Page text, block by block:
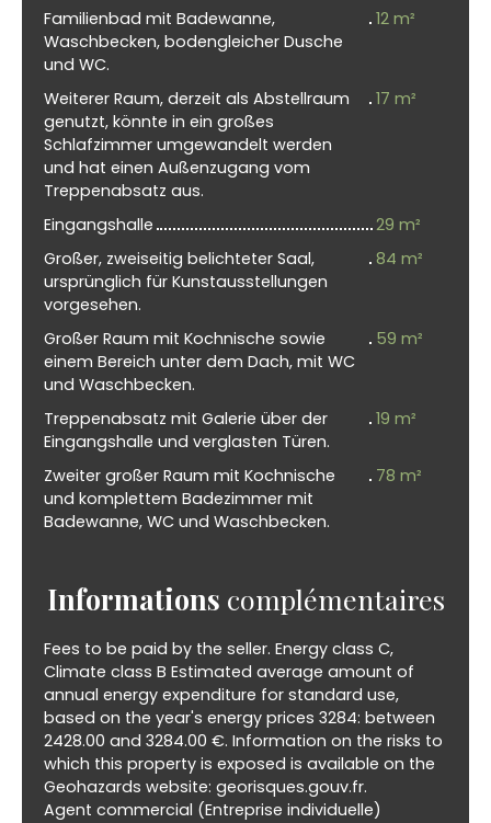
Familienbad mit Badewanne,
Waschbecken, bodengleicher Dusche
und WC.
12 m²
Weiterer Raum, derzeit als Abstellraum
genutzt, könnte in ein großes
Schlafzimmer umgewandelt werden
und hat einen Außenzugang vom
Treppenabsatz aus.
17 m²
Eingangshalle
29 m²
Großer, zweiseitig belichteter Saal,
ursprünglich für Kunstausstellungen
vorgesehen.
84 m²
Großer Raum mit Kochnische sowie
einem Bereich unter dem Dach, mit WC
und Waschbecken.
59 m²
Treppenabsatz mit Galerie über der
Eingangshalle und verglasten Türen.
19 m²
Zweiter großer Raum mit Kochnische
und komplettem Badezimmer mit
Badewanne, WC und Waschbecken.
78 m²
Informations complémentaires
Fees to be paid by the seller. Energy class C,
Climate class B Estimated average amount of
annual energy expenditure for standard use,
based on the year's energy prices 3284: between
2428.00 and 3284.00 €. Information on the risks to
which this property is exposed is available on the
Geohazards website: georisques.gouv.fr.
Agent commercial (Entreprise individuelle)